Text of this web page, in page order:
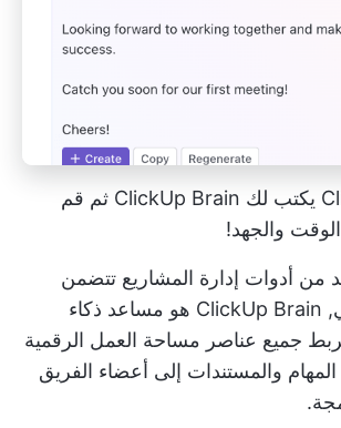
دع ClickUp Brain يكتب لك ClickUp Brain ثم قم
والجهد!
من أدوات إدارة المشاريع تتضمن
ClickUp Brain هو مساعد ذكاء
جميع عناصر مساحة العمل الرقمية
والمستندات إلى أعضاء الفريق